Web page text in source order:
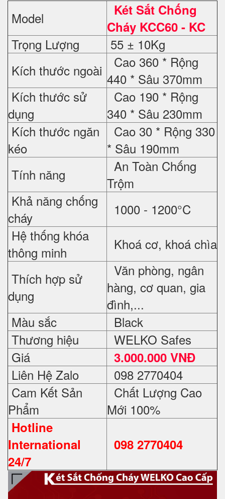
Model
Két Sắt Chống
Cháy KCC60 - KC
Trọng Lượng
55 ± 10Kg
Kích thước ngoài
Cao 360 * Rộng
440 * Sâu 370mm
Kích thước sử
dụng
Cao 190 * Rộng
340 * Sâu 230mm
Kích thước ngăn
kéo
Cao 30 * Rộng 330
* Sâu 190mm
Tính năng
An Toàn Chống
Trộm
Khả năng chống
cháy
1000 - 1200°C
Hệ thống khóa
thông minh
Khoá cơ, khoá chìa
Thích hợp sử
dụng
Văn phòng, ngân
hàng, cơ quan, gia
đình,...
Màu sắc
Black
Thương hiệu
WELKO Safes
Giá
3.000.000 VNĐ
Liên Hệ Zalo
098 2770404
Cam Kết Sản
Phẩm
Chất Lượng Cao
Mới 100%
Hotline
International
24/7
098 2770404